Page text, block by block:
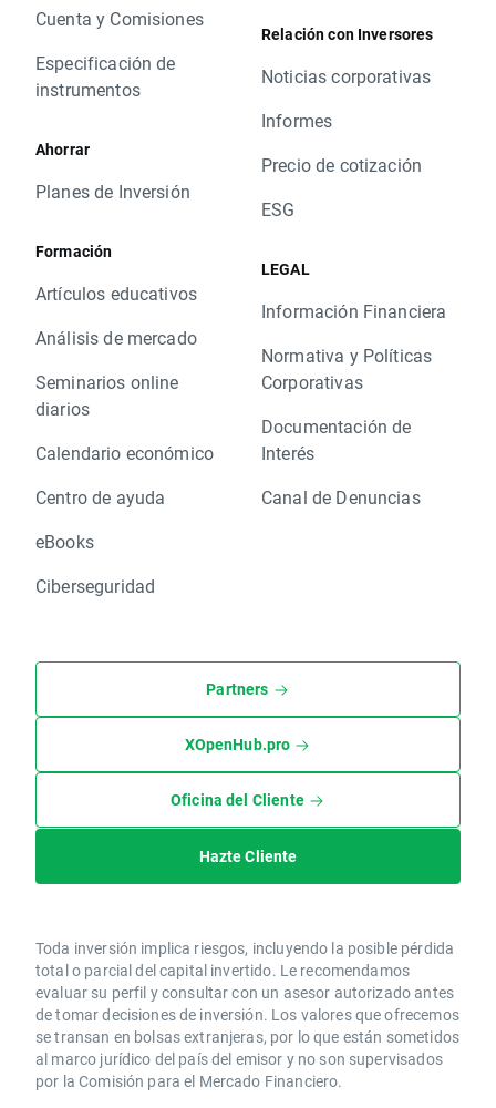
Cuenta y Comisiones
Especificación de
instrumentos
Ahorrar
Planes de Inversión
Formación
Artículos educativos
Análisis de mercado
Seminarios online
diarios
Calendario económico
Centro de ayuda
eBooks
Ciberseguridad
Relación con Inversores
Noticias corporativas
Informes
Precio de cotización
ESG
LEGAL
Información Financiera
Normativa y Políticas
Corporativas
Documentación de
Interés
Canal de Denuncias
Partners
XOpenHub.pro
Oficina del Cliente
Hazte Cliente
Toda inversión implica riesgos, incluyendo la posible pérdida
total o parcial del capital invertido. Le recomendamos
evaluar su perfil y consultar con un asesor autorizado antes
de tomar decisiones de inversión. Los valores que ofrecemos
se transan en bolsas extranjeras, por lo que están sometidos
al marco jurídico del país del emisor y no son supervisados
por la Comisión para el Mercado Financiero.